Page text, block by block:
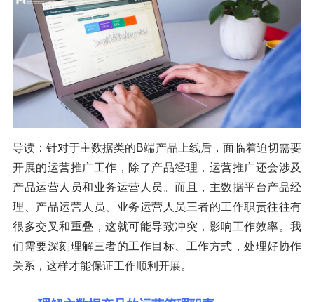
导读：针对于主数据类的B端产品上线后，面临着迫切需要
开展的运营推广工作，除了产品经理，运营推广还会涉及
产品运营人员和业务运营人员。而且，主数据平台产品经
理、产品运营人员、业务运营人员三者的工作职责往往有
很多交叉和重叠，这就可能导致冲突，影响工作效率。我
们需要深刻理解三者的工作目标、工作方式，处理好协作
关系，这样才能保证工作顺利开展。